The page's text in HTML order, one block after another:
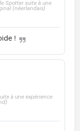
Spotter suite à une
(néerlandais)
!
à une expérience